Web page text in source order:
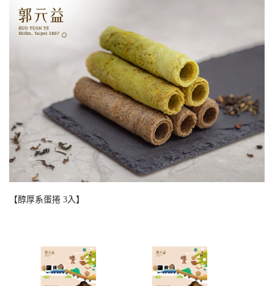
【醇厚系蛋捲 3入】